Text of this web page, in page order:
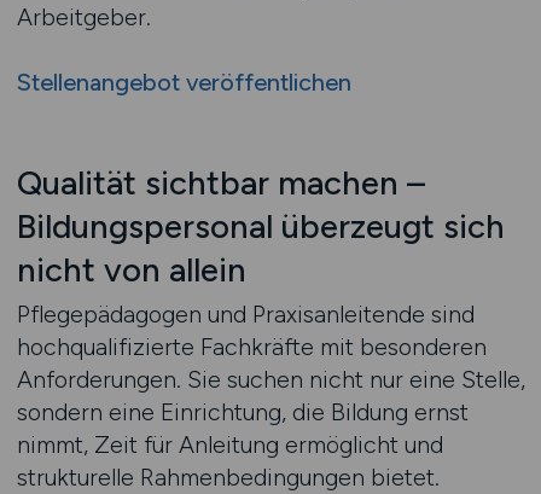
Arbeitgeber.
Stellenangebot veröffentlichen
Qualität sichtbar machen –
Bildungspersonal überzeugt sich
nicht von allein
Pflegepädagogen und Praxisanleitende sind
hochqualifizierte Fachkräfte mit besonderen
Anforderungen. Sie suchen nicht nur eine Stelle,
sondern eine Einrichtung, die Bildung ernst
nimmt, Zeit für Anleitung ermöglicht und
strukturelle Rahmenbedingungen bietet.